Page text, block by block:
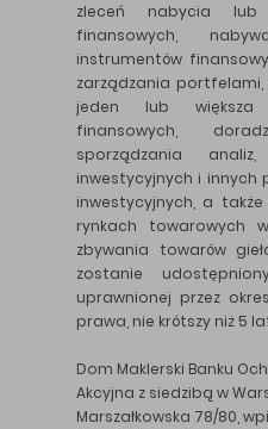
zleceń nabycia lub
finansowych,
instrumentów
zarządzania portfelami,
jeden lub większa
finansowych,
sporządzania
inwestycyjnych i innych
inwestycyjnych, a
rynkach towarowych
zbywania towarów
zostanie
uprawnionej przez
prawa, nie krótszy niż 5
Dom Maklerski Banku
Akcyjna z siedzibą w
Marszałkowska 78/80,